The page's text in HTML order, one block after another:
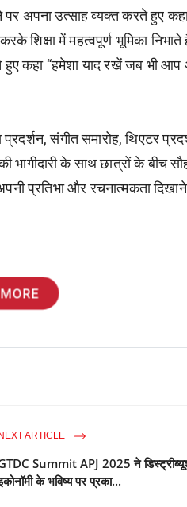
पर अपना उत्साह व्यक्त करते हुए
शिक्षा में महत्वपूर्ण भूमिका
हुए कहा “हमेशा याद रखें जब भी
संगीत समारोह, थिएटर
के साथ छात्रों के बीच
अपनी प्रतिभा और रचनात्मकता
ARTICLE
Summit APJ 2025 ने
के भविष्य पर प्रका...